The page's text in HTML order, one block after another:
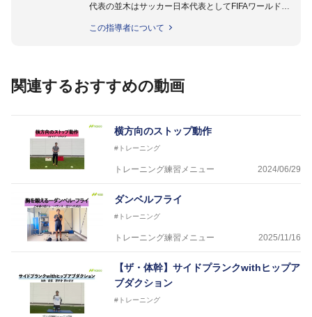
代表の並木はサッカー日本代表としてFIFAワールドカ
のほかU-23日本代表のアスレティックトレーナーと
世代のサッカーを中心に、WJBL、社会人ラグビー、
を派遣している。
さらには講演会やセミナー、専門学校などの教育機関
に講師を派遣するなど後進育成にも力を入れている。
「一人一人の健康な人生をサポートする」を企業理念
からサポートし、一人一人の「楽しく、豊かに、生き
生きと」生きる、そんな『健康な人生』をサポートし
ている。
この指導者について
関連するおすすめの動画
横方向のストップ動作
#トレーニング
トレーニング練習メニュー 2024/06/29
ダンベルフライ
#トレーニング
トレーニング練習メニュー 2025/11/16
【ザ・体幹】サイドプランクwithヒップア
ブダクション
#トレーニング